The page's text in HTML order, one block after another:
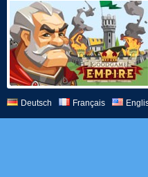
Deutsch Français